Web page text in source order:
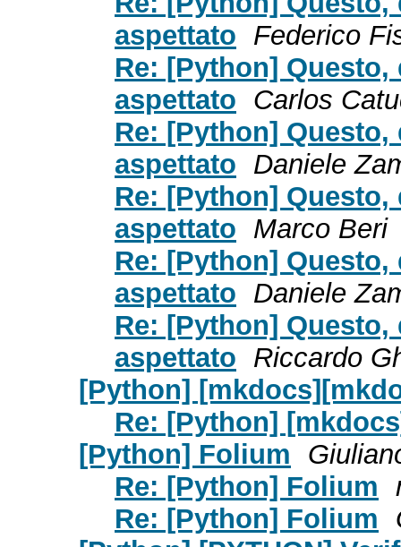
aspettato Federico
Re: [Python]
aspettato Carlos
Re: [Python]
aspettato Daniele
Re: [Python]
aspettato Marco Beri
Re: [Python]
aspettato Daniele
Re: [Python]
aspettato Riccardo
[Python]
Re: [Python]
[Python] Folium
Re: [Python] Folium
Re: [Python] Folium